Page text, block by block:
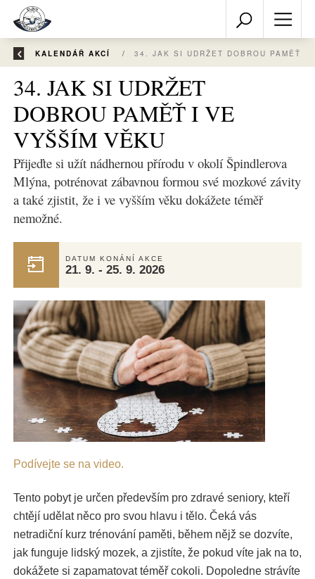
ZPĚT
KALENDÁŘ AKCÍ /
34. JAK SI UDRŽET
DOBROU PAMĚŤ I VE
VYŠŠÍM VĚKU
Přijeďte si užít nádhernou přírodu v okolí Špindlerova
Mlýna, potrénovat zábavnou formou své mozkové závity
a také zjistit, že i ve vyšším věku dokážete téměř
nemožné.
DATUM KONÁNÍ AKCE
21. 9. - 25. 9. 2026
Podívejte se na video.
Tento pobyt je určen především pro zdravé seniory, kteří
chtějí udělat něco pro svou hlavu i tělo. Čeká vás
netradiční kurz trénování paměti, během nějž se dozvíte,
jak funguje lidský mozek, a zjistíte, že pokud víte jak na to,
dokážete si zapamatovat téměř cokoli. Dopoledne strávíte